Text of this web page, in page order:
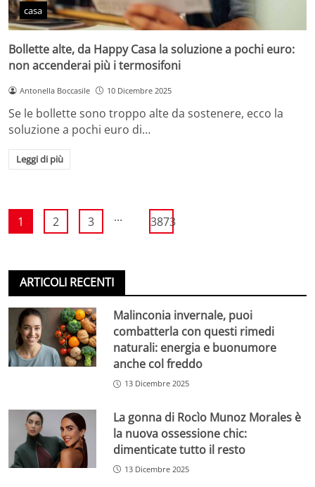
casa
Bollette alte, da Happy Casa la soluzione a pochi euro:
non accenderai più i termosifoni
Antonella Boccasile 10 Dicembre 2025
Se le bollette sono troppo alte da sostenere, ecco la
soluzione a pochi euro di…
Leggi di più
1 2 3 ... 3873
ARTICOLI RECENTI
Malinconia invernale, puoi
combatterla con questi rimedi
naturali: energia e buonumore
anche col freddo
13 Dicembre 2025
La gonna di Rocìo Munoz Morales è
la nuova ossessione chic:
dimenticate tutto il resto
13 Dicembre 2025